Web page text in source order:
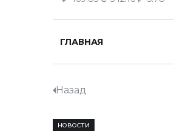
ГЛАВНАЯ
Назад
НОВОСТИ